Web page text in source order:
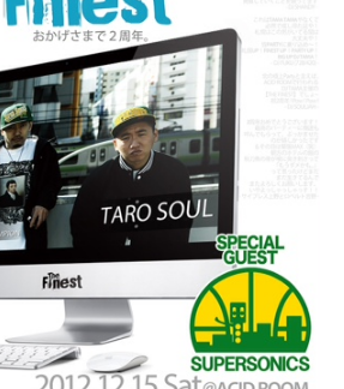
木）
END: 21:30
,晋平太,TARO SOUL ,ROMANCREW,etc…
BOY
ストゥエンター
ークス 044-276-8841